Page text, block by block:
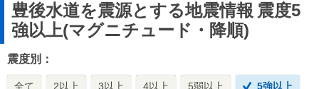
豊後水道を震源とする地震情報 震度5
強以上(マグニチュード・降順)
震度別：
全て 2以上 3以上 4以上 5弱以上 5強以上